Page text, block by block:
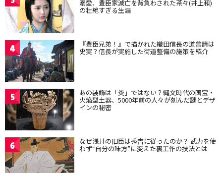
溺愛、豊臣家滅亡を背負わされた茶々(井上和)
の壮絶すぎる生涯
4 『豊臣兄弟！』で描かれた織田信長の道普請は
史実？信長が実施した街道整備の施策を紹介
5 あの装飾は「炎」ではない？縄文時代の国宝・
火焔型土器、5000年前の人々が刻んだ謎とデザ
インの秘密
6 なぜ浅井の旧臣は秀吉に従ったのか？ 武力を使
わず“自分の味方”に変えた裏工作の技法とは